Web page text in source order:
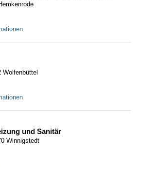
Wolfenbüttel
und Sanitär
Winnigstedt